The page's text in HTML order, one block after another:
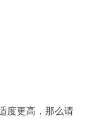
度更高，那么请